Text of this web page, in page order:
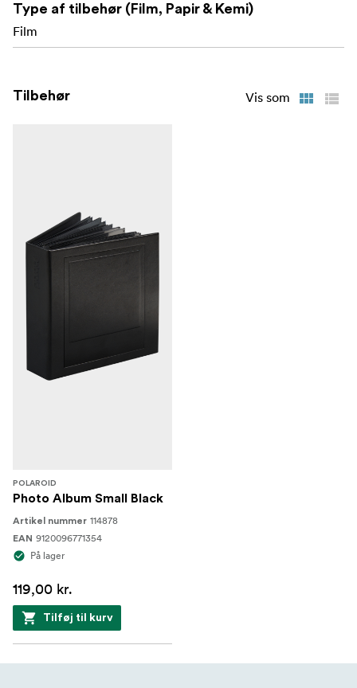
Type af tilbehør (Film, Papir & Kemi)
Film
Tilbehør Vis som
POLAROID
Photo Album Small Black
Artikel nummer 114878
EAN 9120096771354
På lager
119,00 kr.
Tilføj til kurv